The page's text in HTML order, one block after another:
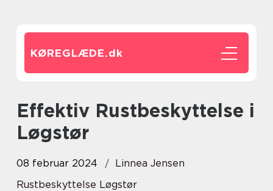
KØREGLÆDE.dk
Effektiv Rustbeskyttelse i
Løgstør
08 februar 2024
Linnea Jensen
Rustbeskyttelse Løgstør